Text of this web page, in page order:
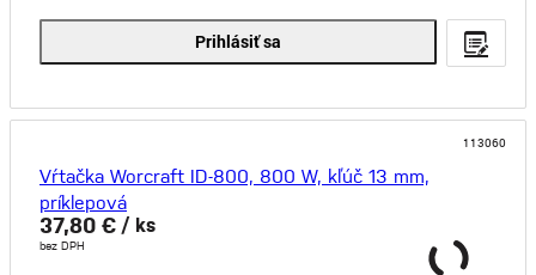
Prihlásiť sa
113060
Vŕtačka Worcraft ID-800, 800 W, kľúč 13 mm,
príklepová
37,80 € / ks
bez DPH